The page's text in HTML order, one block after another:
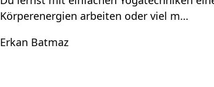
Körperenergien arbeiten oder viel m…
Erkan Batmaz